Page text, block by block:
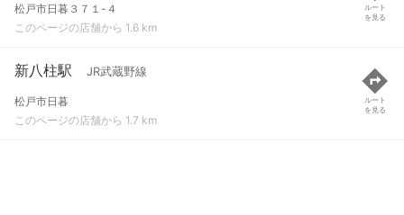
松戸市日暮３７１-４
このページの店舗から 1.6 km
ルート
を見る
新八柱駅 JR武蔵野線
松戸市日暮
このページの店舗から 1.7 km
ルート
を見る